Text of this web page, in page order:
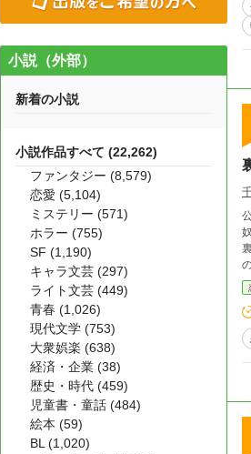
小説（外部）
新着の小説
小説作品すべて (22,262)
ファンタジー (8,579)
恋愛 (5,104)
ミステリー (571)
ホラー (755)
SF (1,190)
キャラ文芸 (297)
ライト文芸 (449)
青春 (1,026)
現代文学 (753)
大衆娯楽 (638)
経済・企業 (38)
歴史・時代 (459)
児童書・童話 (484)
絵本 (59)
BL (1,020)